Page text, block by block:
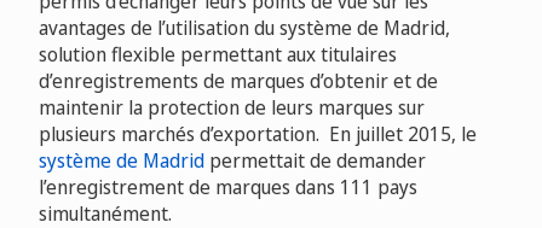
avantages de l’utilisation du système de Madrid,
solution flexible permettant aux titulaires
d’enregistrements de marques d’obtenir et de
maintenir la protection de leurs marques sur
plusieurs marchés d’exportation. En juillet 2015, le
système de Madrid permettait de demander
l’enregistrement de marques dans 111 pays
simultanément.